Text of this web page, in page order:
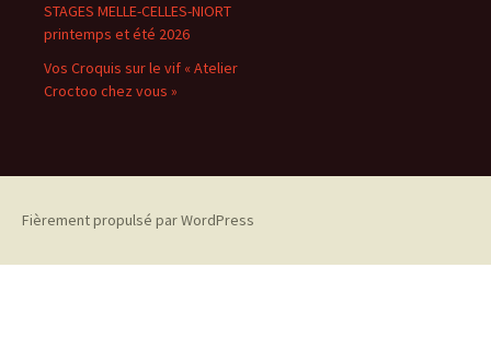
STAGES MELLE-CELLES-NIORT
printemps et été 2026
Vos Croquis sur le vif « Atelier
Croctoo chez vous »
Fièrement propulsé par WordPress